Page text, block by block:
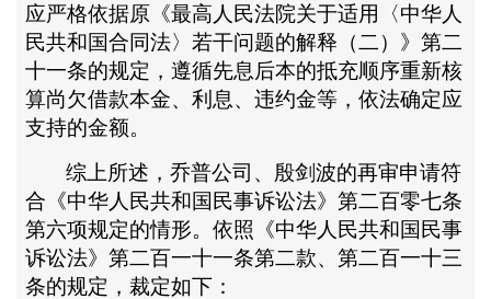
应严格依据原《最高人民法院关于适用〈中华人
民共和国合同法〉若干问题的解释（二）》第二
十一条的规定，遵循先息后本的抵充顺序重新核
算尚欠借款本金、利息、违约金等，依法确定应
支持的金额。
综上所述，乔普公司、殷剑波的再审申请符
合《中华人民共和国民事诉讼法》第二百零七条
第六项规定的情形。依照《中华人民共和国民事
诉讼法》第二百一十一条第二款、第二百一十三
条的规定，裁定如下：